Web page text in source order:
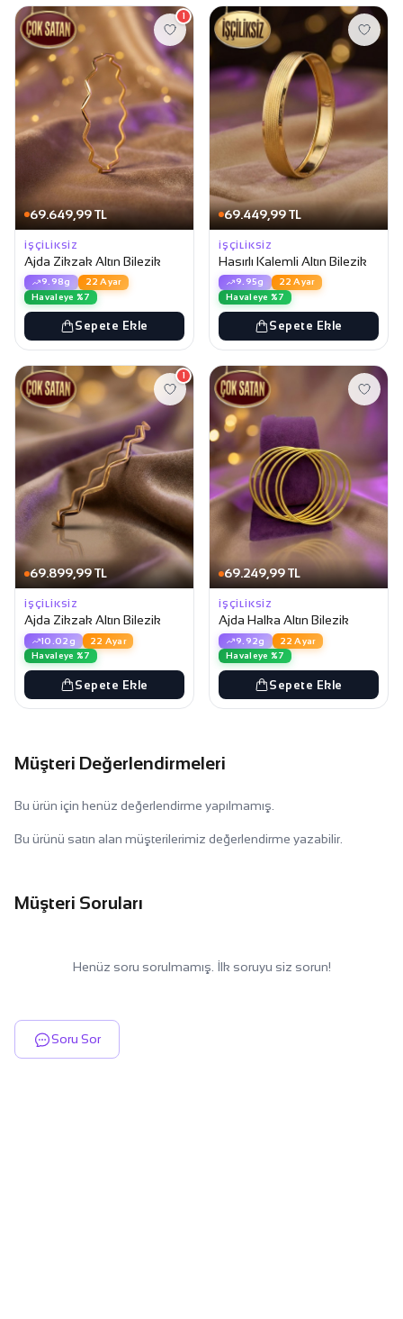
69.649,99 TL
1
İŞÇILIKSIZ
Ajda Zikzak Altın Bilezik
9.98g
22 Ayar
Havaleye %7
Sepete Ekle
69.449,99 TL
İŞÇILIKSIZ
Hasırlı Kalemli Altın Bilezik
9.95g
22 Ayar
Havaleye %7
Sepete Ekle
69.899,99 TL
1
İŞÇILIKSIZ
Ajda Zikzak Altın Bilezik
10.02g
22 Ayar
Havaleye %7
Sepete Ekle
69.249,99 TL
İŞÇILIKSIZ
Ajda Halka Altın Bilezik
9.92g
22 Ayar
Havaleye %7
Sepete Ekle
Müşteri Değerlendirmeleri
Bu ürün için henüz değerlendirme yapılmamış.
Bu ürünü satın alan müşterilerimiz değerlendirme yazabilir.
Müşteri Soruları
Henüz soru sorulmamış. İlk soruyu siz sorun!
Soru Sor